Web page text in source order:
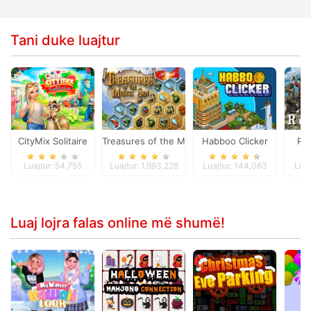
Tani duke luajtur
CityMix Solitaire
Luajtur: 54,755
Treasures of the Mystic Sea
Luajtur: 1,993,228
Habboo Clicker
Luajtur: 144,063
Luaj lojra falas online më shumë!